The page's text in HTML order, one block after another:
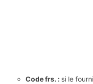
Code frs. : si le